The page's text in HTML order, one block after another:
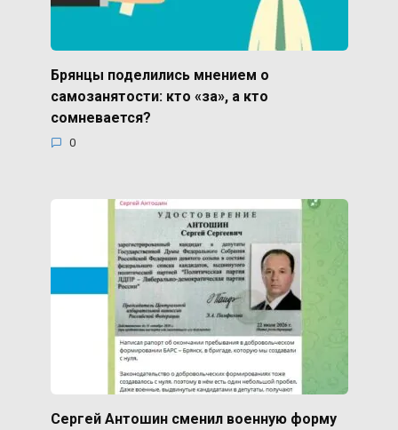
Брянцы поделились мнением о
самозанятости: кто «за», а кто
сомневается?
0
Сергей Антошин сменил военную форму